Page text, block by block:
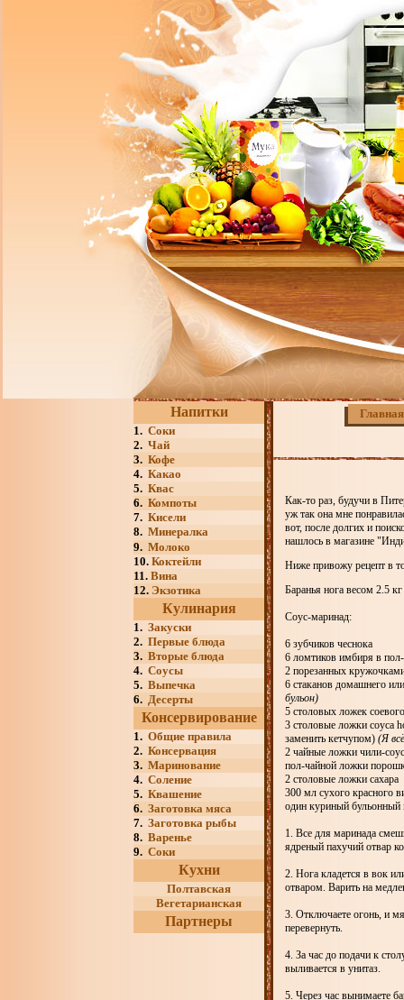
Напитки
1. Соки
2. Чай
3. Кофе
4. Какао
5. Квас
6. Компоты
7. Кисели
8. Минералка
9. Молоко
10. Коктейли
11. Вина
12. Экзотика
Кулинария
1. Закуски
2. Первые блюда
3. Вторые блюда
4. Соусы
5. Выпечка
6. Десерты
Консервирование
1. Общие правила
2. Консервация
3. Маринование
4. Соление
5. Квашение
6. Заготовка мяса
7. Заготовка рыбы
8. Варенье
9. Соки
Кухни
Полтавская
Вегетарианская
Партнеры
Главная
Как-то раз, будучи в
уж так она мне
вот, после долгих и
нашлось в магазине
Ниже привожу рецепт в
Баранья нога весом 2.5
Соус-маринад:
6 зубчиков чеснока
6 ломтиков имбиря в
2 порезанных
6 стаканов домашнего
бульон)
5 столовых ложек
3 столовые ложки соуса
заменить кетчупом) (Я
2 чайные ложки чили-
пол-чайной ложки
2 столовые ложки сахара
300 мл сухого красного
один куриный бульонный
1. Все для маринада
ядреный пахучий отвар
2. Нога кладется в вок
отваром. Варить на
3. Отключаете огонь, и
перевернуть.
4. За час до подачи к
выливается в унитаз.
5. Через час вынимаете